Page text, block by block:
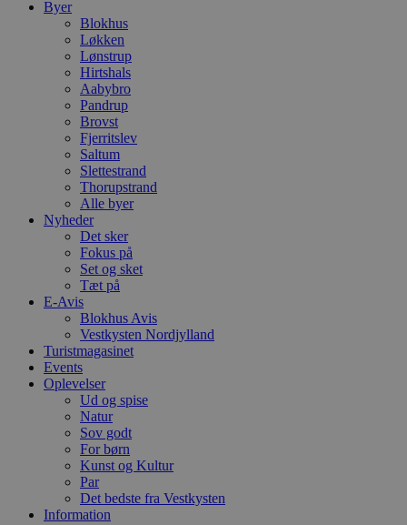
Byer
Blokhus
Løkken
Lønstrup
Hirtshals
Aabybro
Pandrup
Brovst
Fjerritslev
Saltum
Slettestrand
Thorupstrand
Alle byer
Nyheder
Det sker
Fokus på
Set og sket
Tæt på
E-Avis
Blokhus Avis
Vestkysten Nordjylland
Turistmagasinet
Events
Oplevelser
Ud og spise
Natur
Sov godt
For børn
Kunst og Kultur
Par
Det bedste fra Vestkysten
Information